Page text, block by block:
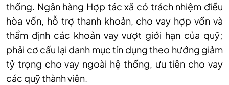
thống. Ngân hàng Hợp tác xã có trách nhiệm điều
hòa vốn, hỗ trợ thanh khoản, cho vay hợp vốn và
thẩm định các khoản vay vượt giới hạn của quỹ;
phải cơ cấu lại danh mục tín dụng theo hướng giảm
tỷ trọng cho vay ngoài hệ thống, ưu tiên cho vay
các quỹ thành viên.